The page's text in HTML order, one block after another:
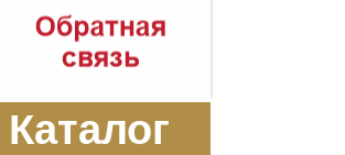
Каталог